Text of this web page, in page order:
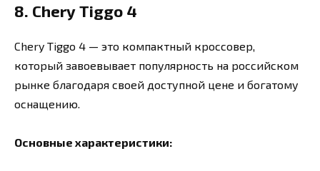
8. Chery Tiggo 4
Chery Tiggo 4 — это компактный кроссовер,
который завоевывает популярность на российском
рынке благодаря своей доступной цене и богатому
оснащению.
Основные характеристики: